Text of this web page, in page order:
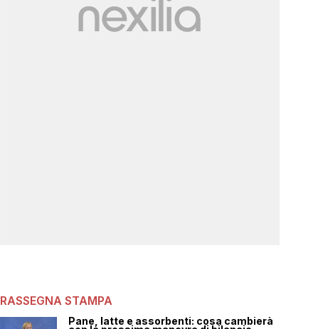
RASSEGNA STAMPA
Pane, latte e assorbenti: cosa cambierà